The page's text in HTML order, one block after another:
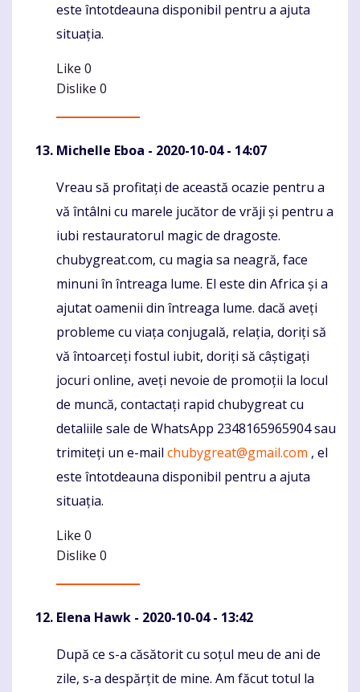
este întotdeauna disponibil pentru a ajuta
situația.
Like 0
Dislike 0
Michelle Eboa - 2020-10-04 - 14:07
Komentaras
Vreau să profitați de această ocazie pentru a
vă întâlni cu marele jucător de vrăji și pentru a
iubi restauratorul magic de dragoste.
chubygreat.com, cu magia sa neagră, face
minuni în întreaga lume. El este din Africa și a
ajutat oamenii din întreaga lume. dacă aveți
probleme cu viața conjugală, relația, doriți să
vă întoarceți fostul iubit, doriți să câștigați
jocuri online, aveți nevoie de promoții la locul
de muncă, contactați rapid chubygreat cu
detaliile sale de WhatsApp 2348165965904 sau
trimiteți un e-mail chubygreat@gmail.com , el
este întotdeauna disponibil pentru a ajuta
situația.
Like 0
Dislike 0
Elena Hawk - 2020-10-04 - 13:42
Komentaras
După ce s-a căsătorit cu soțul meu de ani de
zile, s-a despărțit de mine. Am făcut totul la